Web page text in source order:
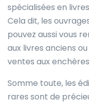
spécialisées en
Cela dit, les
pouvez aussi vous
aux livres anciens
ventes aux
Somme toute, les
rares sont de